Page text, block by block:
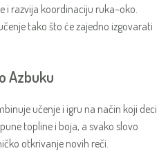
i razvija koordinaciju ruka–oko.
tako što će zajedno izgovarati
Azbuku
učenje i igru na način koji deci
topline i boja, a svako slovo
otkrivanje novih reči.